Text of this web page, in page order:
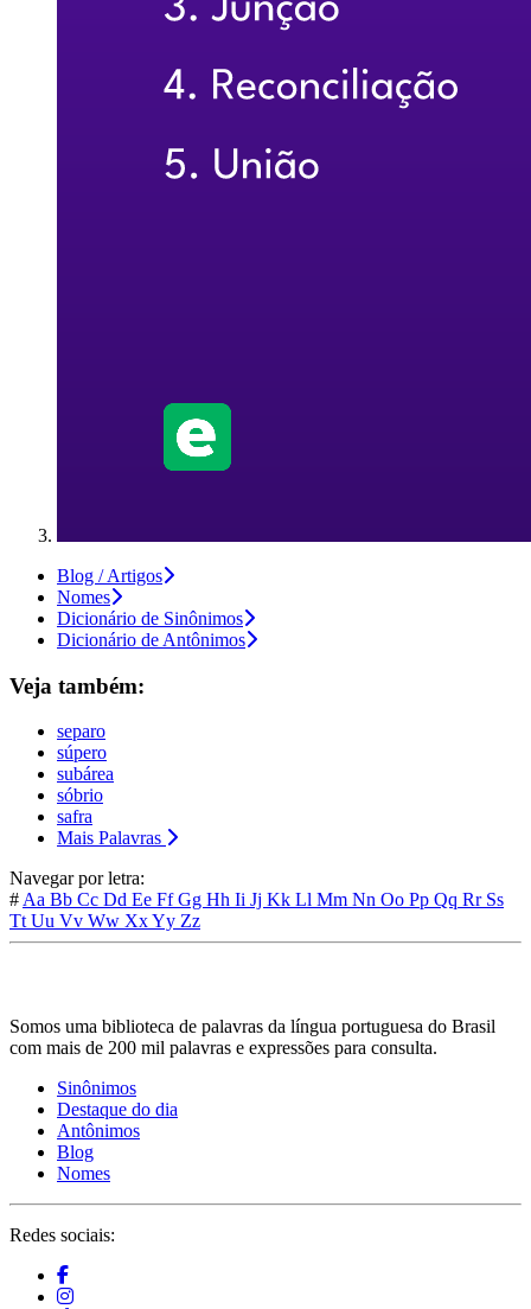
Blog / Artigos
Nomes
Dicionário de Sinônimos
Dicionário de Antônimos
Veja também:
separo
súpero
subárea
sóbrio
safra
Mais Palavras
Navegar por letra:
# Aa Bb Cc Dd Ee FfGg Hh Ii Jj Kk Ll Mm Nn Oo Pp Qq Rr Ss
Tt Uu Vv Ww XxYy Zz
Somos uma biblioteca de palavras da língua portuguesa do Brasil
com mais de 200 mil palavras e expressões para consulta.
Sinônimos
Destaque do dia
Antônimos
Blog
Nomes
Redes sociais: